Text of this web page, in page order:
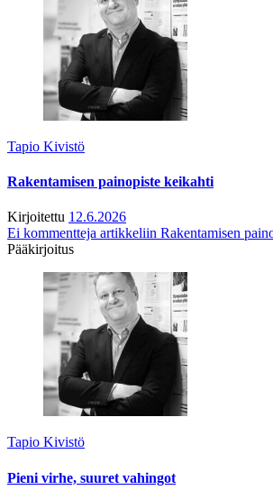
Tapio Kivistö
Rakentamisen painopiste keikahti
Kirjoitettu 12.6.2026
Ei kommentteja artikkeliin Rakentamisen
Pääkirjoitus
Tapio Kivistö
Pieni virhe, suuret vahingot